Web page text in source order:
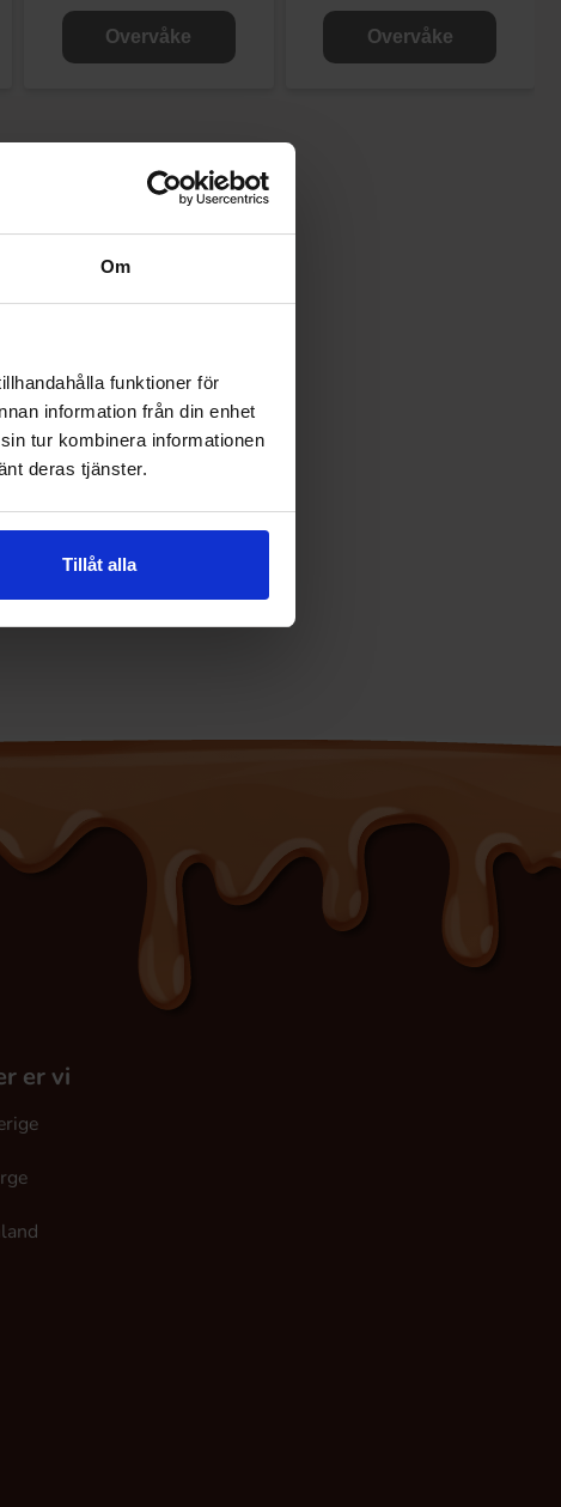
Om
funktioner för
information från din enhet
tur kombinera informationen
deras tjänster.
Tillåt alla
Overvåke Overvåke
er vi